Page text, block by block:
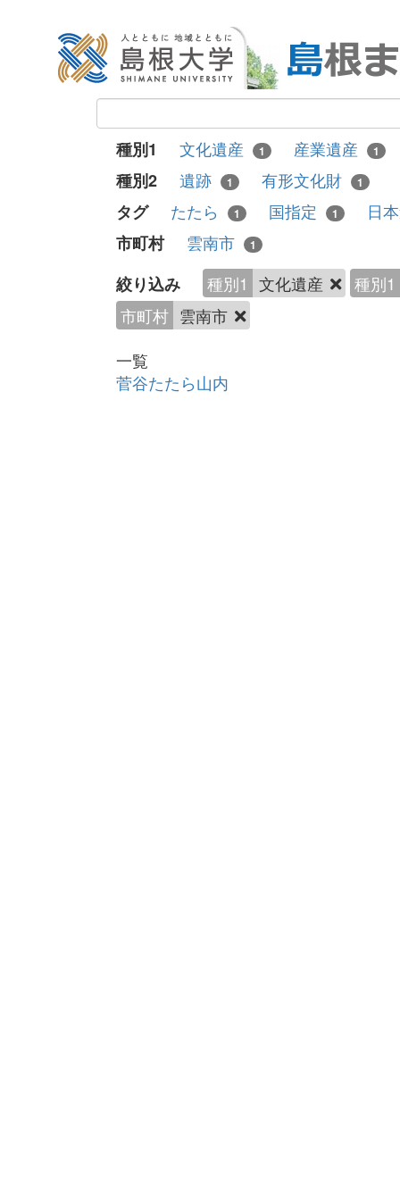
種別1 文化遺産 1 産業遺産 1
種別2 遺跡 1 有形文化財 1
タグ たたら 1 国指定 1
日
市町村
雲南市 1
絞り込み 種別1 文化遺産
種別1
市町村 雲南市
一覧
菅谷たたら山内